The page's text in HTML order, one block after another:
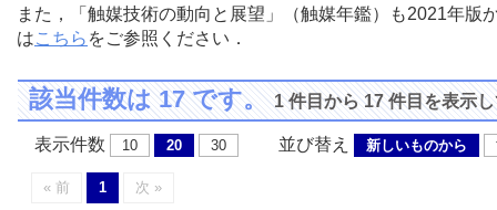
また，「触媒技術の動向と展望」（触媒年鑑）も2021年
はこちら をご参照ください．
該当件数は 17 です。1 件目から 17 件目を表示
表示件数 10 20 30 並び替え 新しいものから
« 前 1 次 »